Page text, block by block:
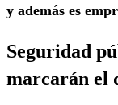
y además es
Seguridad
marcarán el